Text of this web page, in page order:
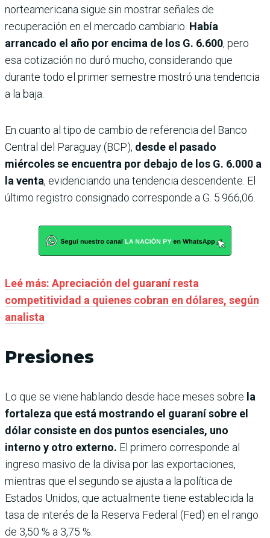
norteamericana sigue sin mostrar señales de
recuperación en el mercado cambiario. Había
arrancado el año por encima de los G. 6.600, pero
esa cotización no duró mucho, considerando que
durante todo el primer semestre mostró una tendencia
a la baja.
En cuanto al tipo de cambio de referencia del Banco
Central del Paraguay (BCP), desde el pasado
miércoles se encuentra por debajo de los G. 6.000 a
la venta, evidenciando una tendencia descendente. El
último registro consignado corresponde a G. 5.966,06.
Leé más: Apreciación del guaraní resta
competitividad a quienes cobran en dólares, según
analista
Presiones
Lo que se viene hablando desde hace meses sobre la
fortaleza que está mostrando el guaraní sobre el
dólar consiste en dos puntos esenciales, uno
interno y otro externo. El primero corresponde al
ingreso masivo de la divisa por las exportaciones,
mientras que el segundo se ajusta a la política de
Estados Unidos, que actualmente tiene establecida la
tasa de interés de la Reserva Federal (Fed) en el rango
de 3,50 % a 3,75 %.